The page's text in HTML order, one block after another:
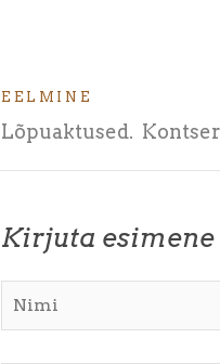
EELMINE
Lõpuaktused.
Kirjuta